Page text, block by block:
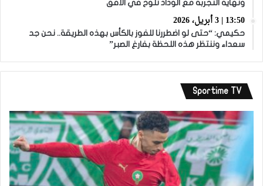
ونهاية التجربة مع الوداد تلوح في الأفق
13:50 | 3 أبريل، 2026
حكيمي: “حتى لو اضطررنا للفوز بالكأس بهذه الطريقة.. نحن جد
سعداء وننتظر هذه اللحظة بفارغ الصبر”
Sportime TV